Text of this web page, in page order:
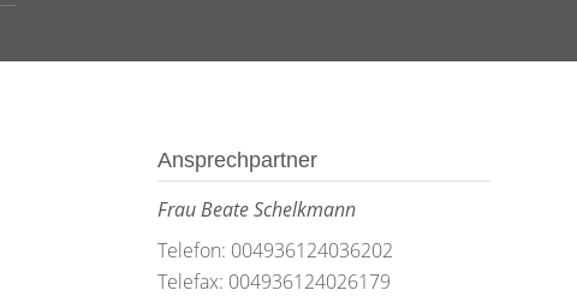
Ansprechpartner
Frau Beate Schelkmann
Telefon: 004936124036202
Telefax: 004936124026179